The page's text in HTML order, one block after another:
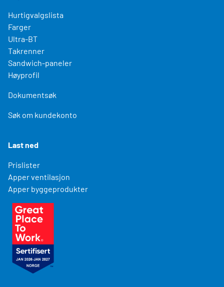
Hurtigvalgslista
Farger
Ultra-BT
Takrenner
Sandwich-paneler
Høyprofil
Dokumentsøk
Søk om kundekonto
Last ned
Prislister
Apper ventilasjon
Apper byggeprodukter